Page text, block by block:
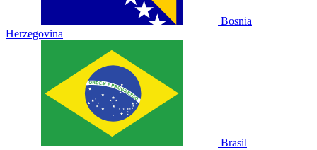
Bosnia
Herzegovina
Brasil